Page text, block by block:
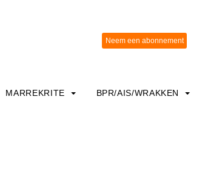
MARREKRITE BPR/AIS/WRAKKEN